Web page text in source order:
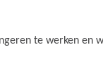
te werken en